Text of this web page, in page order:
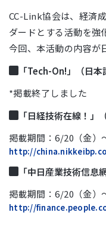
CC-Link協会は、経済
ダードとする活動を強
今回、本活動の内容が
「Tech-On!」（日本
掲載終了しました
「日経技術在線！」
掲載期間：6/20（金）
http://
「中日産業技術信息
掲載期間：6/20（金）
http://